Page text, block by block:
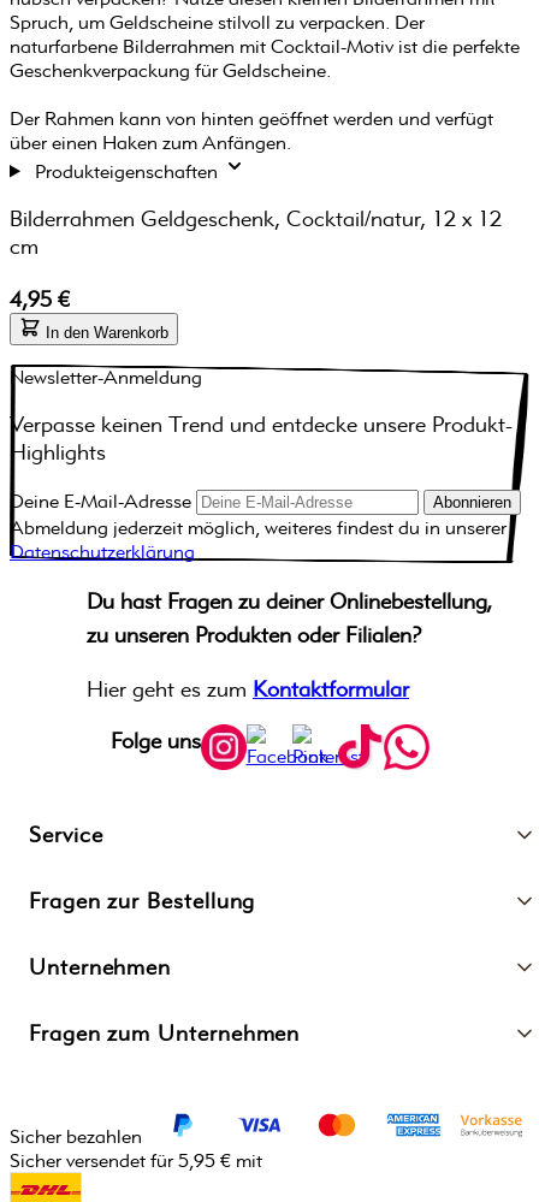
Spruch, um Geldscheine stilvoll zu verpacken. Der
naturfarbene Bilderrahmen mit Cocktail-Motiv ist die perfekte
Geschenkverpackung für Geldscheine.
Der Rahmen kann von hinten geöffnet werden und verfügt
über einen Haken zum Anfängen.
Produkteigenschaften
Bilderrahmen Geldgeschenk, Cocktail/natur, 12 x 12
cm
4,95 €
In den Warenkorb
Newsletter-Anmeldung
Verpasse keinen Trend und entdecke unsere Produkt-
Highlights
Deine E-Mail-Adresse Abonnieren
Abmeldung jederzeit möglich, weiteres findest du in unserer
Datenschutzerklärung
Du hast Fragen zu deiner Onlinebestellung,
zu unseren Produkten oder Filialen?
Hier geht es zum Kontaktformular
Folge uns
Service
Fragen zur Bestellung
Unternehmen
Fragen zum Unternehmen
Sicher bezahlen
Sicher versendet für 5,95 € mit